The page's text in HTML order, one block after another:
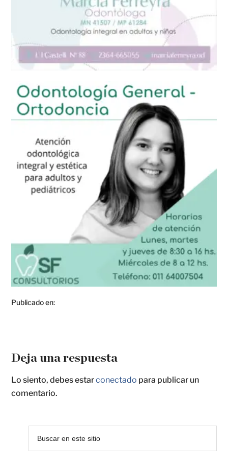
Publicado en:
Deja una respuesta
Lo siento, debes estarconectado para publicar un
comentario.